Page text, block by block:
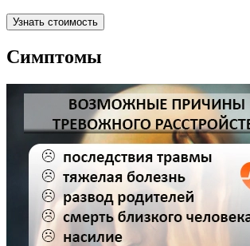
Узнать стоимость
Симптомы